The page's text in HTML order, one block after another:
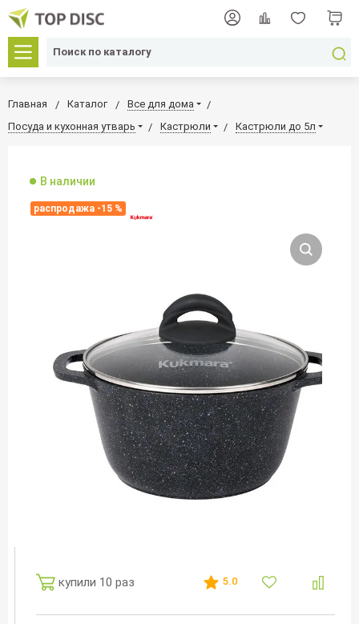
Главная Каталог
Все для дома
Посуда и кухонная утварь
Кастрюли Кастрюли до 5л
В наличии
распродажа -15 %
купили 10 раз 5.0